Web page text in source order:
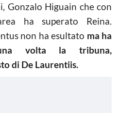
Gonzalo Higuain che con
ha superato Reina.
non ha esultato ma ha
volta la tribuna,
di De Laurentiis.